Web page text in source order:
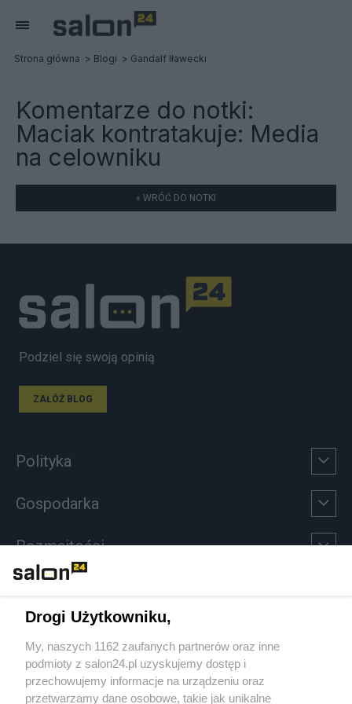
Strona główna Blogi Gandalf Iławecki
Komentarze do notki:
Maciak kontratakuje: Media
na celowniku
« WRÓĆ DO NOTKI
Podziel się swoją opinią
ZAŁÓŻ BLOG
Polityka
Gospodarka
Rozmaitości
Sport
Społeczeństwo
Drogi Użytkowniku,
My, naszych 1162 zaufanych partnerów oraz inne
podmioty z salon24.pl uzyskujemy dostęp i
przechowujemy informacje na urządzeniu oraz
przetwarzamy dane osobowe, takie jak unikalne